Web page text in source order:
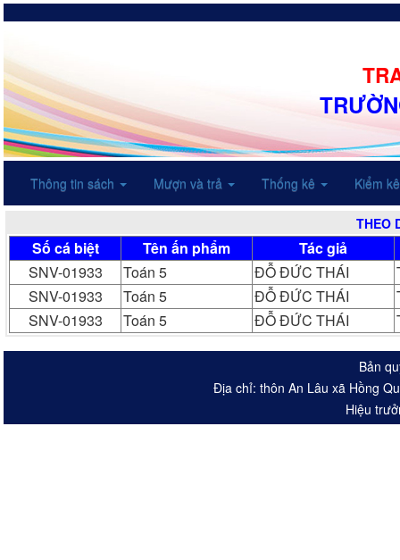
Thông tin sách Mượn và trả Thống kê Kiểm
THEO
Số cá biệt Tên ấn phẩm
Tác giả
SNV-01933
Toán 5 ĐỖ ĐỨC THÁI
SNV-01933
Toán 5 ĐỖ ĐỨC THÁI
SNV-01933
Toán 5 ĐỖ ĐỨC THÁI
Bản
Địa chỉ: thôn An Lâu xã Hồng
Hiệu